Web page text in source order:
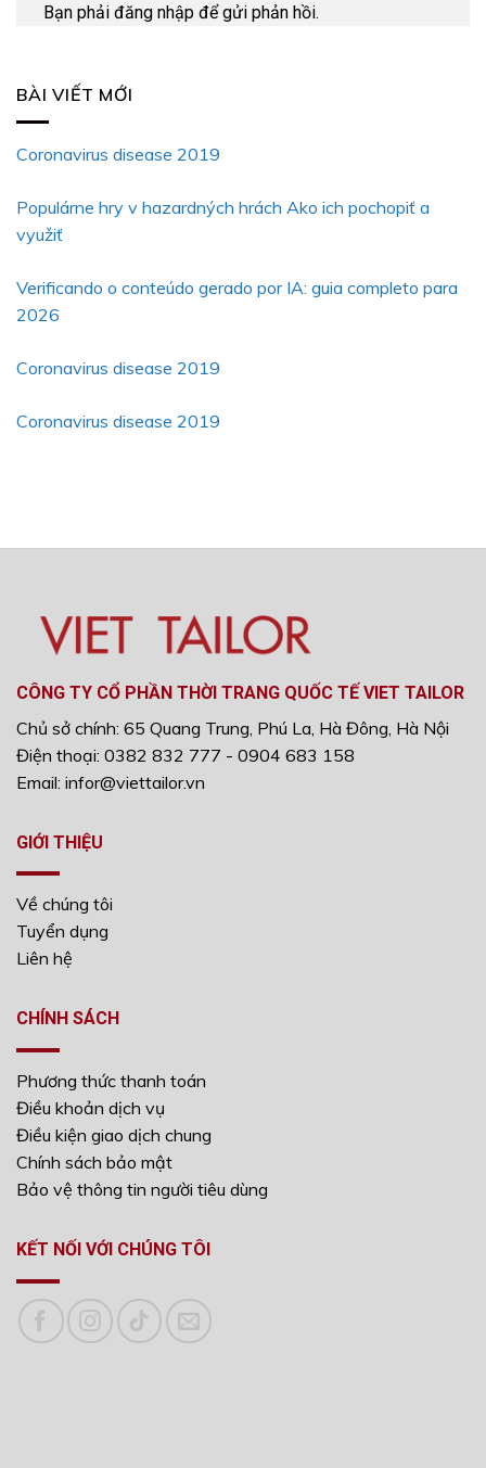
BÀI VIẾT MỚI
Coronavirus disease 2019
Populárne hry v hazardných hrách Ako ich pochopiť a
využiť
Verificando o conteúdo gerado por IA: guia completo para
2026
Coronavirus disease 2019
Coronavirus disease 2019
Bạn phải đăng nhập để gửi phản hồi.
CÔNG TY CỔ PHẦN THỜI TRANG QUỐC TẾ VIET TAILOR
Chủ sở chính: 65 Quang Trung, Phú La, Hà Đông, Hà Nội
Điện thoại: 0382 832 777 - 0904 683 158
Email: infor@viettailor.vn
GIỚI THIỆU
Về chúng tôi
Tuyển dụng
Liên hệ
CHÍNH SÁCH
Phương thức thanh toán
Điều khoản dịch vụ
Điều kiện giao dịch chung
Chính sách bảo mật
Bảo vệ thông tin người tiêu dùng
KẾT NỐI VỚI CHÚNG TÔI